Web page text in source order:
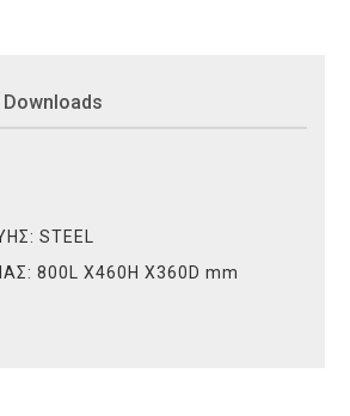
Downloads
STEEL
800L X460H X360D mm